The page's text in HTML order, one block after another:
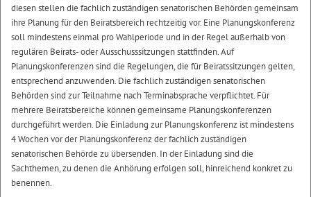
diesen stellen die fachlich zuständigen senatorischen Behörden gemeinsam
ihre Planung für den Beiratsbereich rechtzeitig vor. Eine Planungskonferenz
soll mindestens einmal pro Wahlperiode und in der Regel außerhalb von
regulären Beirats- oder Ausschusssitzungen stattfinden. Auf
Planungskonferenzen sind die Regelungen, die für Beiratssitzungen gelten,
entsprechend anzuwenden. Die fachlich zuständigen senatorischen
Behörden sind zur Teilnahme nach Terminabsprache verpflichtet. Für
mehrere Beiratsbereiche können gemeinsame Planungskonferenzen
durchgeführt werden. Die Einladung zur Planungskonferenz ist mindestens
4 Wochen vor der Planungskonferenz der fachlich zuständigen
senatorischen Behörde zu übersenden. In der Einladung sind die
Sachthemen, zu denen die Anhörung erfolgen soll, hinreichend konkret zu
benennen.